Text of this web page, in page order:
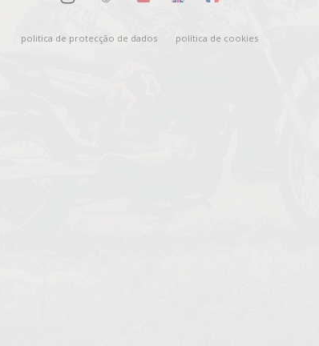
politica de protecção de dados política de cookies